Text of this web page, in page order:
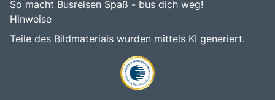
So macht Busreisen Spaß - bus dich weg!
Hinweise
Teile des Bildmaterials wurden mittels KI generiert.